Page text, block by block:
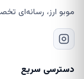
موبو ارز، رسانه‌ای
دسترسی سریع